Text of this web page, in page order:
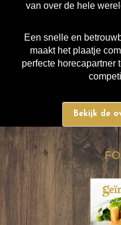
van over de hele
Een snelle en
maakt het plaatje
perfecte horecapartner
Bekijk de